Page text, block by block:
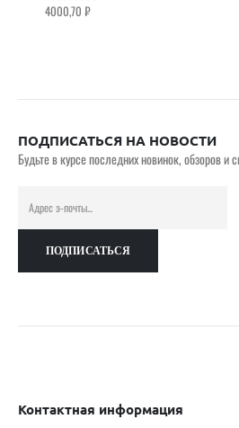
0out of 5
4000,70 ₽
ПОДПИСАТЬСЯ НА НОВОСТИ
Будьте в курсе последних новинок, обзоров
Контактная информация